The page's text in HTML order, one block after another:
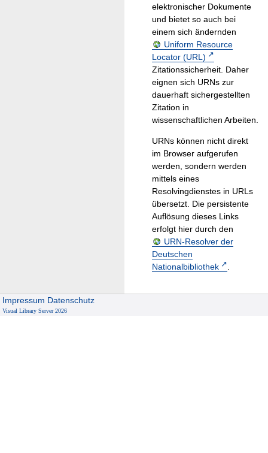
elektronischer Dokumente
und bietet so auch bei
einem sich ändernden
Uniform Resource
Locator (URL)
Zitationssicherheit. Daher
eignen sich URNs zur
dauerhaft sichergestellten
Zitation in
wissenschaftlichen Arbeiten.
URNs können nicht direkt
im Browser aufgerufen
werden, sondern werden
mittels eines
Resolvingdienstes in URLs
übersetzt. Die persistente
Auflösung dieses Links
erfolgt hier durch den
URN-Resolver der
Deutschen
Nationalbibliothek
.
Impressum Datenschutz
Visual Library Server 2026